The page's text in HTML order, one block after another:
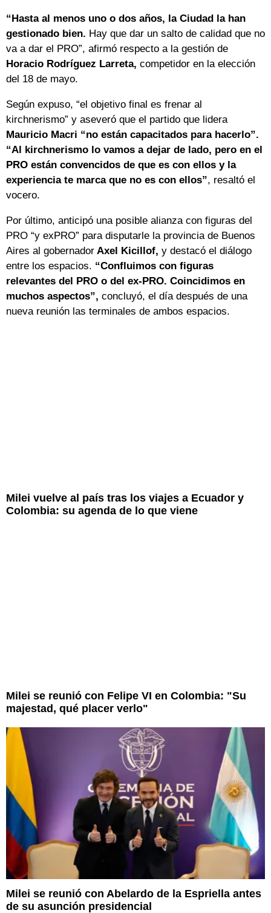
“Hasta al menos uno o dos años, la Ciudad la han
gestionado bien. Hay que dar un salto de calidad que no
va a dar el PRO”, afirmó respecto a la gestión de
Horacio Rodríguez Larreta, competidor en la elección
del 18 de mayo.
Según expuso, “el objetivo final es frenar al
kirchnerismo” y aseveró que el partido que lidera
Mauricio Macri “no están capacitados para hacerlo”.
“Al kirchnerismo lo vamos a dejar de lado, pero en el
PRO están convencidos de que es con ellos y la
experiencia te marca que no es con ellos”, resaltó el
vocero.
Por último, anticipó una posible alianza con figuras del
PRO “y exPRO” para disputarle la provincia de Buenos
Aires al gobernador Axel Kicillof, y destacó el diálogo
entre los espacios. “Confluimos con figuras
relevantes del PRO o del ex-PRO. Coincidimos en
muchos aspectos”, concluyó, el día después de una
nueva reunión las terminales de ambos espacios.
Milei vuelve al país tras los viajes a Ecuador y
Colombia: su agenda de lo que viene
Milei se reunió con Felipe VI en Colombia: "Su
majestad, qué placer verlo"
Milei se reunió con Abelardo de la Espriella antes
de su asunción presidencial